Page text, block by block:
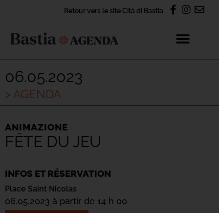
Retour vers le site Cità di Bastia
06.05.2023
> AGENDA
ANIMAZIONE
FÊTE DU JEU
INFOS ET RÉSERVATION
Place Saint Nicolas
06.05.2023 à partir de 14 h 00